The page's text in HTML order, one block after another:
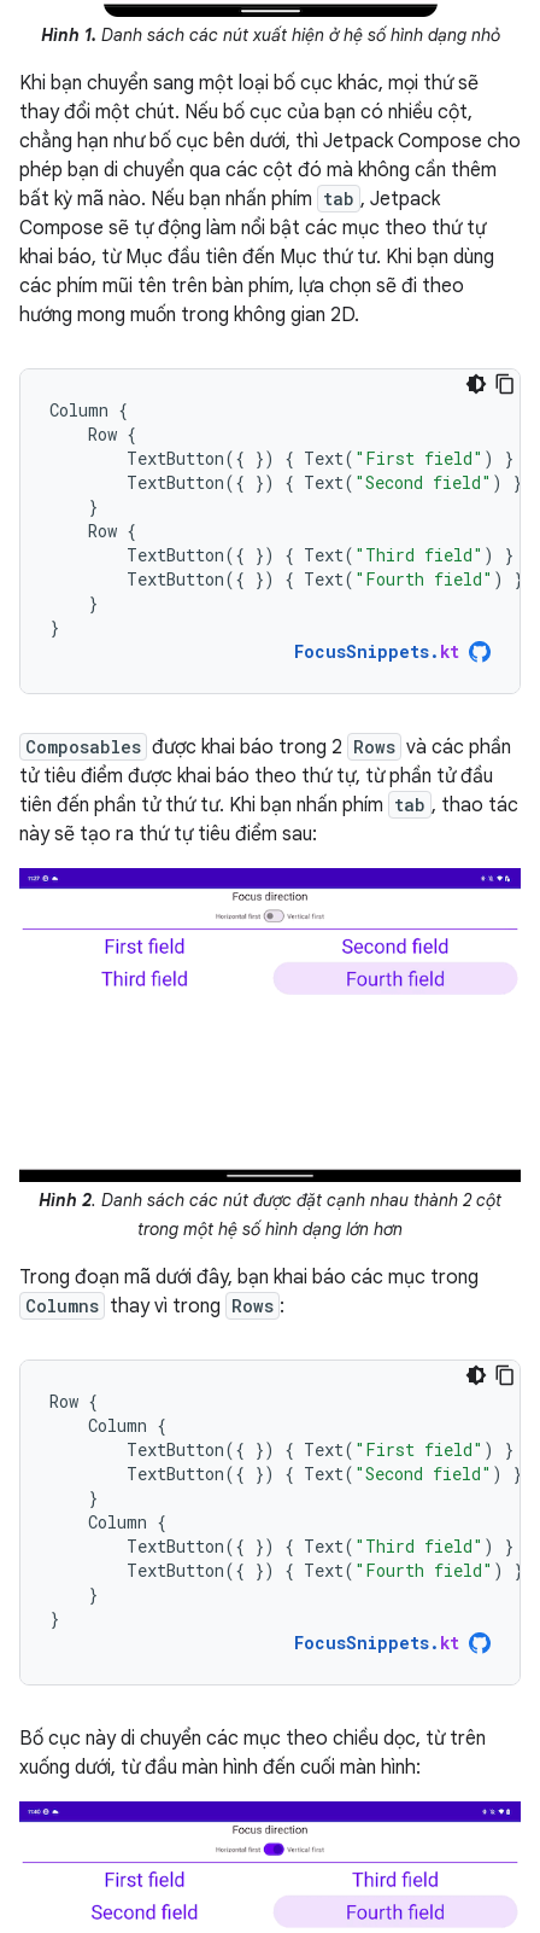
Hình 1. Danh sách các nút xuất hiện ở hệ số hình dạng nhỏ
Khi bạn chuyển sang một loại bố cục khác, mọi thứ sẽ
thay đổi một chút. Nếu bố cục của bạn có nhiều cột,
chẳng hạn như bố cục bên dưới, thì Jetpack Compose cho
phép bạn di chuyển qua các cột đó mà không cần thêm
bất kỳ mã nào. Nếu bạn nhấn phím tab , Jetpack
Compose sẽ tự động làm nổi bật các mục theo thứ tự
khai báo, từ Mục đầu tiên đến Mục thứ tư. Khi bạn dùng
các phím mũi tên trên bàn phím, lựa chọn sẽ đi theo
hướng mong muốn trong không gian 2D.
Column {
Row {
TextButton({ }) { Text( "First field" )
}
TextButton({ }) { Text( "Second field" )
}
}
Row {
TextButton({ }) { Text( "Third field" )
}
TextButton({ }) { Text( "Fourth field" )
}
}
}
FocusSnippets. kt
Composables được khai báo trong 2 Rows và các phần
tử tiêu điểm được khai báo theo thứ tự, từ phần tử đầu
tiên đến phần tử thứ tư. Khi bạn nhấn phím tab , thao tác
này sẽ tạo ra thứ tự tiêu điểm sau:
Hình 2. Danh sách các nút được đặt cạnh nhau thành 2 cột
trong một hệ số hình dạng lớn hơn
Trong đoạn mã dưới đây, bạn khai báo các mục trong
Columns thay vì trong Rows :
Row {
Column {
TextButton({ }) { Text( "First field" )
}
TextButton({ }) { Text( "Second field" )
}
}
Column {
TextButton({ }) { Text( "Third field" )
}
TextButton({ }) { Text( "Fourth field" )
}
}
}
FocusSnippets. kt
Bố cục này di chuyển các mục theo chiều dọc, từ trên
xuống dưới, từ đầu màn hình đến cuối màn hình: